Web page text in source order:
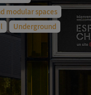
modular spaces
Underground